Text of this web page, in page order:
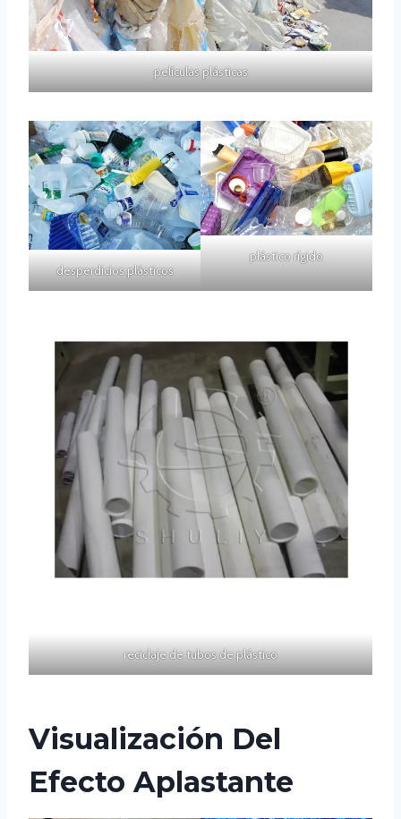
películas plásticas
desperdicios plásticos
plástico rígido
reciclaje de tubos de plástico
Visualización Del
Efecto Aplastante